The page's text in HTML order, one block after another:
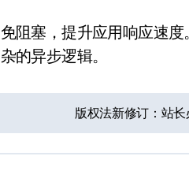
阻塞，提升应用响应速
的异步逻辑。
版权法新修订：站